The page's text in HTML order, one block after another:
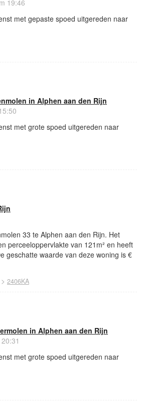
19:46
met gepaste spoed uitgereden naar
in Alphen aan den Rijn
met grote spoed uitgereden naar
33 te Alphen aan den Rijn. Het
perceeloppervlakte van 121m² en heeft
geschatte waarde van deze woning is €
> 2406KA
in Alphen aan den Rijn
met grote spoed uitgereden naar